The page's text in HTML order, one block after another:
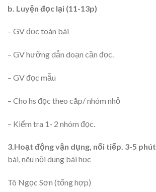
b. Luyện đọc lại (11-13p)
– GV đọc toàn bài
– GV hưỡng dẫn doạn cần đọc.
– GV đọc mẫu
– Cho hs đọc theo căp/ nhóm nhỏ
– Kiểm tra 1- 2 nhóm đọc.
3.Hoạt động vận dụng, nối tiếp. 3-5 phút
bài, nêu nội dung bài học
Tô Ngọc Sơn (tổng hợp)